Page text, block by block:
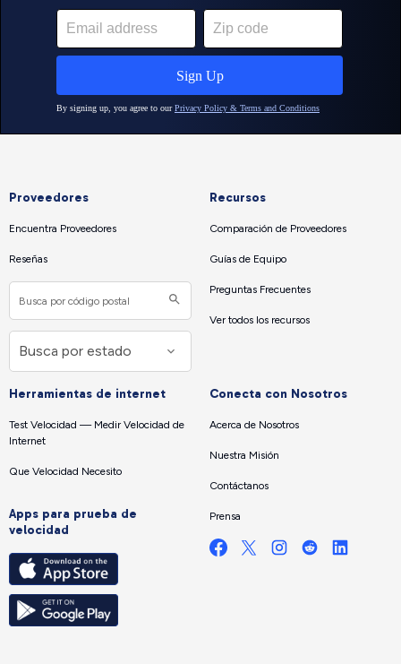
Proveedores
Encuentra Proveedores
Reseñas
Recursos
Comparación de Proveedores
Guías de Equipo
Preguntas Frecuentes
Ver todos los recursos
Herramientas de internet
Test Velocidad — Medir Velocidad de
Internet
Que Velocidad Necesito
Apps para prueba de
velocidad
Conecta con Nosotros
Acerca de Nosotros
Nuestra Misión
Contáctanos
Prensa